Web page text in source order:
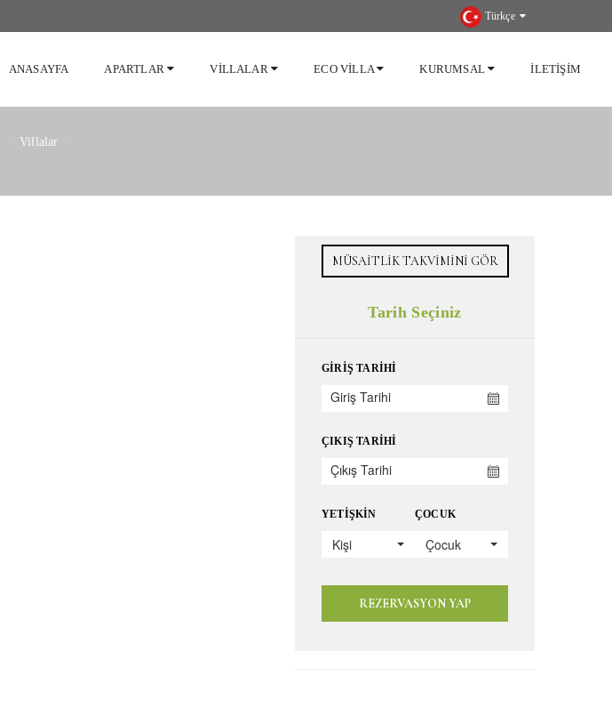
Türkçe
ANASAYFA APARTLAR VILLALAR ECO VILLA KURUMSAL İLETIŞIM
Villalar
MÜSAITLIK TAKVIMINI GÖR
Tarih Seçiniz
GIRIŞ TARIHI
ÇIKIŞ TARIHI
YETIŞKIN
Kişi
ÇOCUK
Çocuk
REZERVASYON YAP